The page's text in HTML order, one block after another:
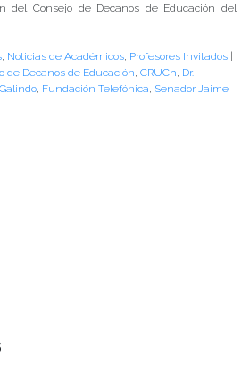
del Consejo de Decanos de Educación del
Noticias de Académicos Profesores Invitados |
de Decanos de Educación CRUCh Dr.
Fundación Telefónica Senador Jaime